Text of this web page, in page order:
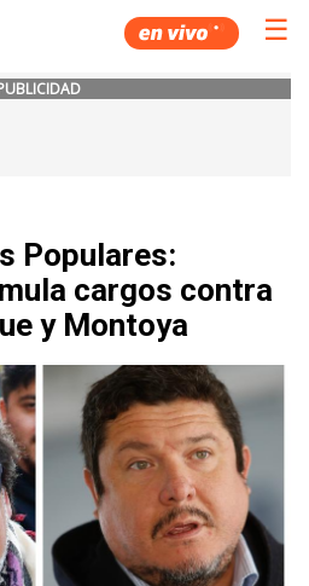
☰
Populares:
cargos contra
y Montoya